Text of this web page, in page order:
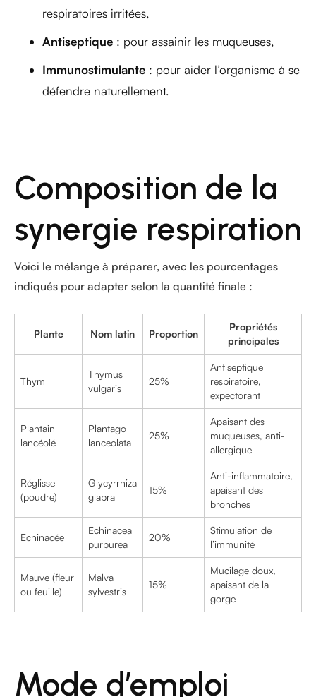
respiratoires irritées,
Antiseptique : pour assainir les muqueuses,
Immunostimulante : pour aider l’organisme à se
défendre naturellement.
Composition de la
synergie respiration
Voici le mélange à préparer, avec les pourcentages
indiqués pour adapter selon la quantité finale :
Plante Nom latin Proportion
Propriétés
principales
Thym
Thymus
vulgaris
25%
Antiseptique
respiratoire,
expectorant
Plantain
lancéolé
Plantago
lanceolata
25%
Apaisant des
muqueuses, anti-
allergique
Réglisse
(poudre)
Glycyrrhiza
glabra
15%
Anti-inflammatoire,
apaisant des
bronches
Echinacée
Echinacea
purpurea
20%
Stimulation de
l’immunité
Mauve (fleur
ou feuille)
Malva
sylvestris
15%
Mucilage doux,
apaisant de la
gorge
Mode d’emploi